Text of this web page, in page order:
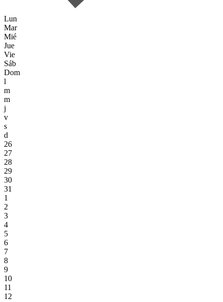
Lun
Mar
Mié
Jue
Vie
Sáb
Dom
l
m
m
j
v
s
d
26
27
28
29
30
31
1
2
3
4
5
6
7
8
9
10
11
12